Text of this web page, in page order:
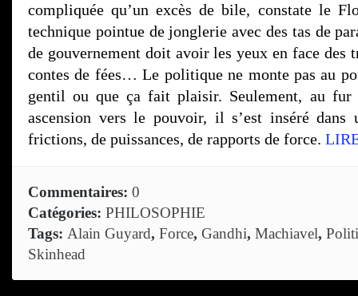
compliquée qu’un excès de bile, constate le
technique pointue de jonglerie avec des tas de
de gouvernement doit avoir les yeux en face des
contes de fées… Le politique ne monte pas au
gentil ou que ça fait plaisir. Seulement, au fur
ascension vers le pouvoir, il s’est inséré dans
frictions, de puissances, de rapports de force.
Commentaires: 0
Catégories: PHILOSOPHIE
Tags: Alain Guyard, Force, Gandhi, Machiavel,
Skinhead